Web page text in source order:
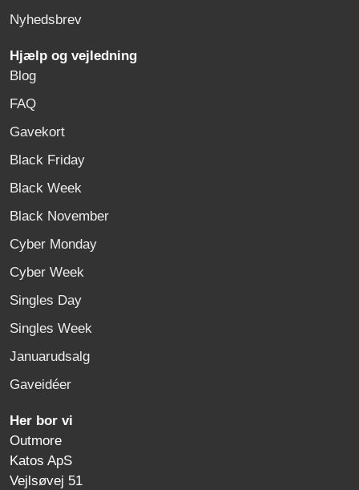
Nyhedsbrev
Hjælp og vejledning
Blog
FAQ
Gavekort
Black Friday
Black Week
Black November
Cyber Monday
Cyber Week
Singles Day
Singles Week
Januarudsalg
Gaveidéer
Her bor vi
Outmore
Katos ApS
Vejlsøvej 51